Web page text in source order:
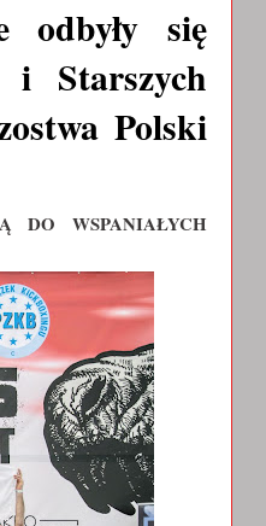
odbyły się
i Starszych
Polski
DO WSPANIAŁYCH